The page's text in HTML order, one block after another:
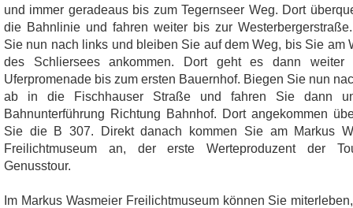
und immer geradeaus bis zum Tegernseer Weg. Dort
die Bahnlinie und fahren weiter bis zur
Sie nun nach links und bleiben Sie auf dem Weg, bis Sie am
des Schliersees ankommen. Dort geht es dann weiter
Uferpromenade bis zum ersten Bauernhof. Biegen Sie nun
ab in die Fischhauser Straße und fahren Sie dann
Bahnunterführung Richtung Bahnhof. Dort angekommen
Sie die B 307. Direkt danach kommen Sie am Markus
Freilichtmuseum an, der erste Werteproduzent der
Genusstour.
Im Markus Wasmeier Freilichtmuseum können Sie